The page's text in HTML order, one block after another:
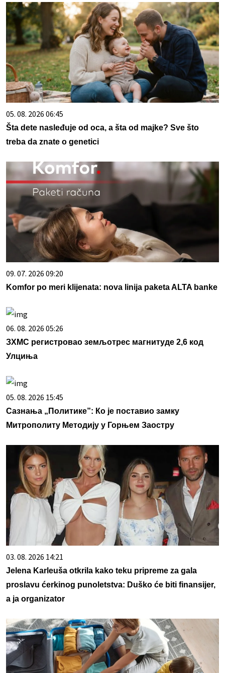
05. 08. 2026 06:45
Šta dete nasleđuje od oca, a šta od majke? Sve što
treba da znate o genetici
09. 07. 2026 09:20
Komfor po meri klijenata: nova linija paketa ALTA banke
06. 08. 2026 05:26
ЗХМС регистровао земљотрес магнитуде 2,6 код
Улциња
05. 08. 2026 15:45
Сазнања „Политике”: Ко је поставио замку
Митрополиту Методију у Горњем Заостру
03. 08. 2026 14:21
Jelena Karleuša otkrila kako teku pripreme za gala
proslavu ćerkinog punoletstva: Duško će biti finansijer,
a ja organizator